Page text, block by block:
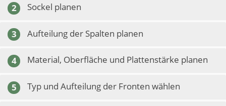
2 Sockel planen
3 Aufteilung der Spalten planen
4 Material, Oberfläche und Plattenstärke planen
5 Typ und Aufteilung der Fronten wählen